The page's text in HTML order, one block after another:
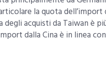
la quota
degli acquisti da Taiwan è
dalla Cina è in linea